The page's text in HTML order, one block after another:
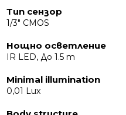
Тип сензор
1/3" CMOS
Нощно осветление
IR LED, До 1.5 m
Minimal illumination
0,01 Lux